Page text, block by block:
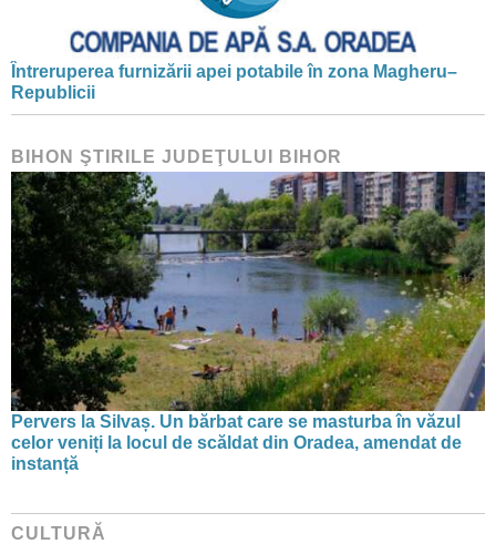
Întreruperea furnizării apei potabile în zona Magheru–
Republicii
BIHON ŞTIRILE JUDEŢULUI BIHOR
Pervers la Silvaș. Un bărbat care se masturba în văzul
celor veniți la locul de scăldat din Oradea, amendat de
instanță
CULTURĂ